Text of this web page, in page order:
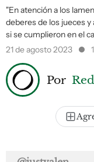
"En atención a los
deberes de los jueces
si se cumplieron en el
21 de agosto 2023
Por